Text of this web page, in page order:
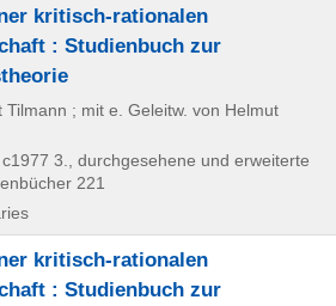
kritisch-rationalen
: Studienbuch zur
Tilmann ; mit e. Geleitw. von Helmut
c1977 3., durchgesehene und erweiterte
221
kritisch-rationalen
: Studienbuch zur